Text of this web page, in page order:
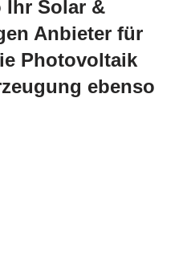
Ihr Solar &
Anbieter für
Photovoltaik
ebenso